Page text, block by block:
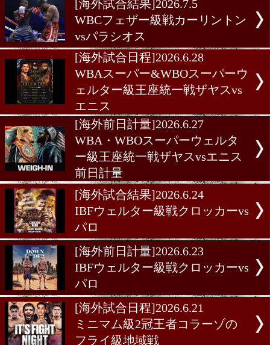
カディル
[海外前日計量]2026.7.11
WBA世界ヘビー級タイト
[海外試合結果]2026.7.5
WBOライト級戦メイソン
[海外試合結果]2026.7.5
WBCフェザー級戦カーリ
vsパラシオス
[海外試合日程]2026.6.28
WBAスーパー&WBOスー
ェルター級王座統一戦ザヤ
エニス
[海外前日計量]2026.6.27
WBA・WBOスーパーウェ